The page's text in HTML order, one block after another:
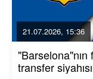
21.07.2026, 15:36
"Barselona"nın
transfer